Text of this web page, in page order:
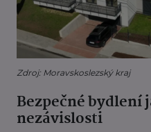
Zdroj: Moravskoslezský kraj
Bezpečné bydlení
nezávislosti